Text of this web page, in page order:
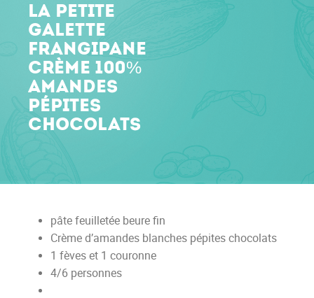
La Petite
Galette
Frangipane
Crème 100%
Amandes
Pépites
chocolats
pâte feuilletée beure fin
Crème d’amandes blanches pépites chocolats
1 fèves et 1 couronne
4/6 personnes